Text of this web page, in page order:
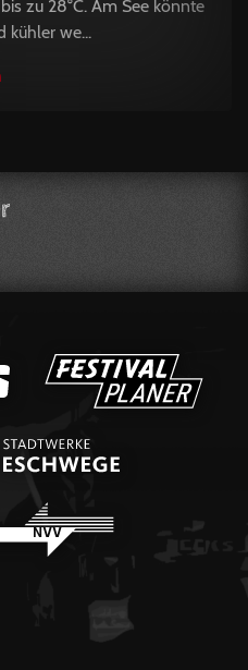
zu 28°C. Am See könnte
kühler we...